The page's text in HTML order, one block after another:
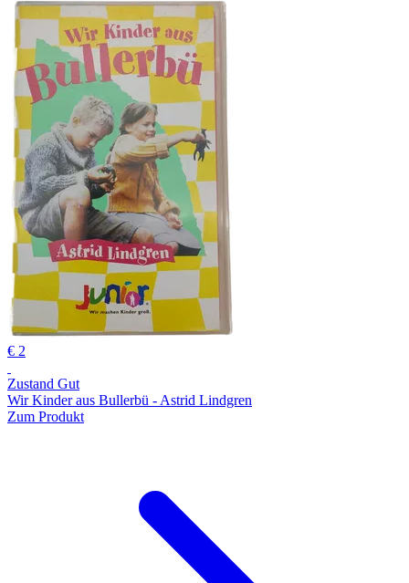
€ 2
Zustand Gut
Wir Kinder aus Bullerbü - Astrid Lindgren
Zum Produkt